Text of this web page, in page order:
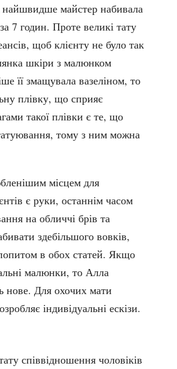
найшвидше майстер набивала
7 годин. Проте великі тату
щоб клієнту не було так
шкіри з малюнком
її змащувала вазеліном, то
плівку, що сприяє
такої плівки є те, що
тому з ним можна
місцем для
є руки, останнім часом
на обличчі брів та
здебільшого вовків,
в обох статей. Якщо
малюнки, то Алла
нове. Для охочих мати
індивідуальні ескізи.
співвідношення чоловіків